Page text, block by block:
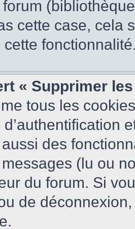
cette case, cela
cette
« Supprimer
tous les
des
(lu ou
du forum. Si
de